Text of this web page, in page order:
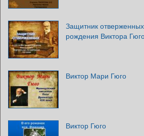
Защитник
рождения Виктора
Виктор Мари Гюго
Виктор Гюго